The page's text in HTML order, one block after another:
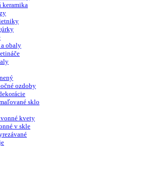
keramika
obaly
ozdoby
sklo
kvety
v skle